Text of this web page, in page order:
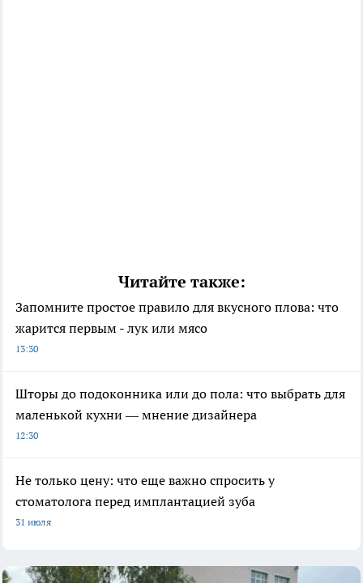
Читайте также:
Запомните простое правило для вкусного плова: что
жарится первым - лук или мясо
13:30
Шторы до подоконника или до пола: что выбрать для
маленькой кухни — мнение дизайнера
12:30
Не только цену: что еще важно спросить у
стоматолога перед имплантацией зуба
31 июля